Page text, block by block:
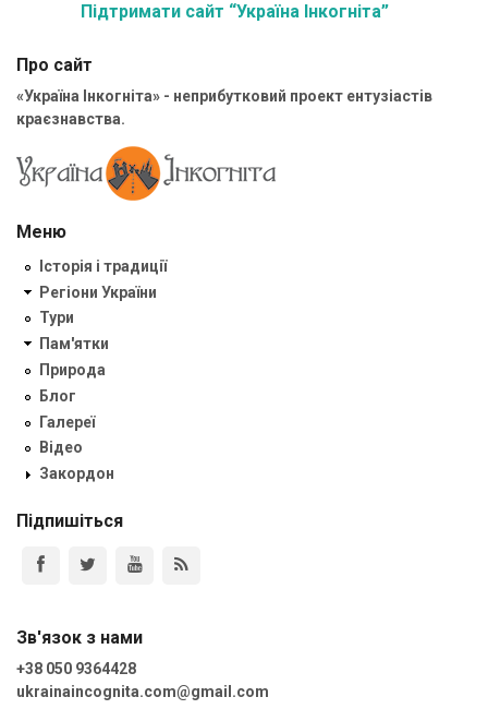
Підтримати сайт “Україна Інкогніта”
Про сайт
«Україна Інкогніта» - неприбутковий проект ентузіастів
краєзнавства.
Меню
Історія і традиції
Регіони України
Тури
Пам'ятки
Природа
Блог
Галереї
Відео
Закордон
Підпишіться
Зв'язок з нами
+38 050 9364428
ukrainaincognita.com@gmail.com